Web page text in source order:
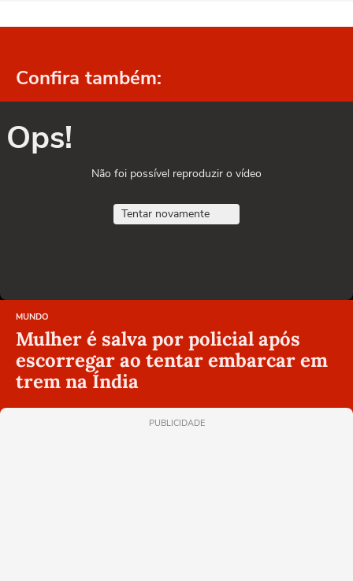
Confira também:
Ops!
Não foi possível reproduzir o vídeo
Tentar novamente
MUNDO
Mulher é salva por policial após
escorregar ao tentar embarcar em
trem na Índia
PUBLICIDADE